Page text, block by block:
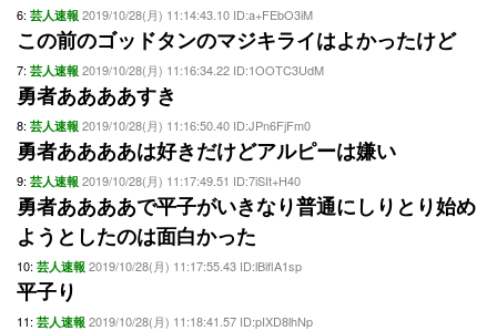
6: 芸人速報 2019/10/28(月) 11:14:43.10 ID:a+FEbO3iM
この前のゴッドタンのマジキライはよかったけど
7: 芸人速報 2019/10/28(月) 11:16:34.22 ID:1OOTC3UdM
勇者ああああすき
8: 芸人速報 2019/10/28(月) 11:16:50.40 ID:JPn6FjFm0
勇者ああああは好きだけどアルピーは嫌い
9: 芸人速報 2019/10/28(月) 11:17:49.51 ID:7iSIt+H40
勇者ああああで平子がいきなり普通にしりとり始め
ようとしたのは面白かった
10: 芸人速報 2019/10/28(月) 11:17:55.43 ID:lBiflA1sp
平子り
11: 芸人速報 2019/10/28(月) 11:18:41.57 ID:pIXD8lhNp